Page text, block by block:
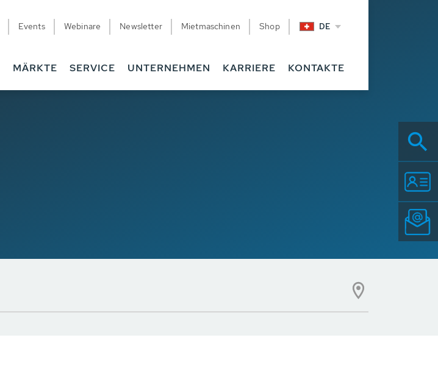
Events Webinare Newsletter Mietmaschinen Shop DE
MÄRKTE SERVICE UNTERNEHMEN KARRIERE KONTAKTE